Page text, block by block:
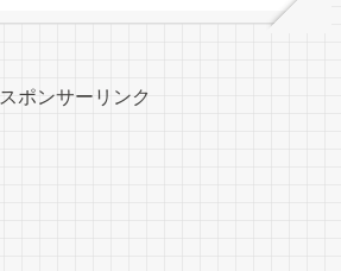
スポンサーリンク